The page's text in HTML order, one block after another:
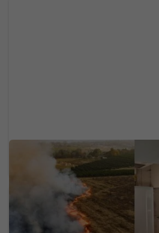
40 eur za 1 liter: Obľúbený
Slovákov zdražie. Expert